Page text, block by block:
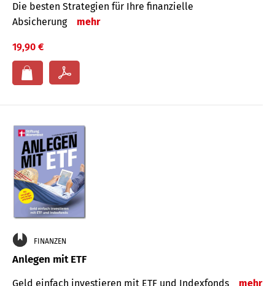
Die besten Strategien für Ihre finanzielle
Absicherung
mehr
19,90 €
FINANZEN
Anlegen mit ETF
Geld einfach investieren mit ETF und Indexfonds mehr